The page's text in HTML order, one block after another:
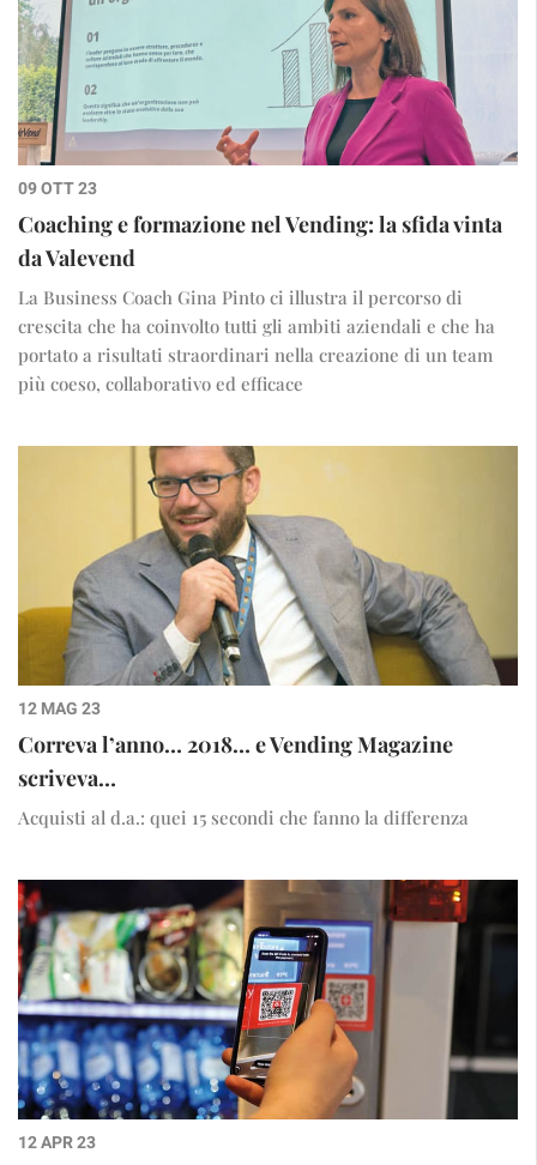
09 OTT 23
Coaching e formazione nel Vending: la sfida vinta
da Valevend
La Business Coach Gina Pinto ci illustra il percorso di
crescita che ha coinvolto tutti gli ambiti aziendali e che ha
portato a risultati straordinari nella creazione di un team
più coeso, collaborativo ed efficace
12 MAG 23
Correva l’anno… 2018… e Vending Magazine
scriveva…
Acquisti al d.a.: quei 15 secondi che fanno la differenza
12 APR 23